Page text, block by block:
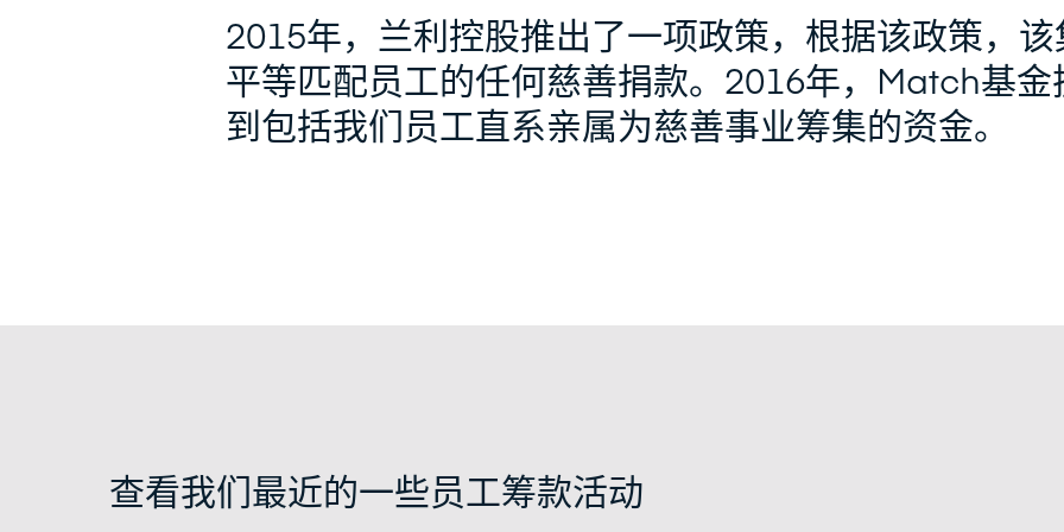
2015年，兰利控股推出了一项政策，根据该政策，该
平等匹配员工的任何慈善捐款。2016年，Match基金
到包括我们员工直系亲属为慈善事业筹集的资金。
查看我们最近的一些员工筹款活动